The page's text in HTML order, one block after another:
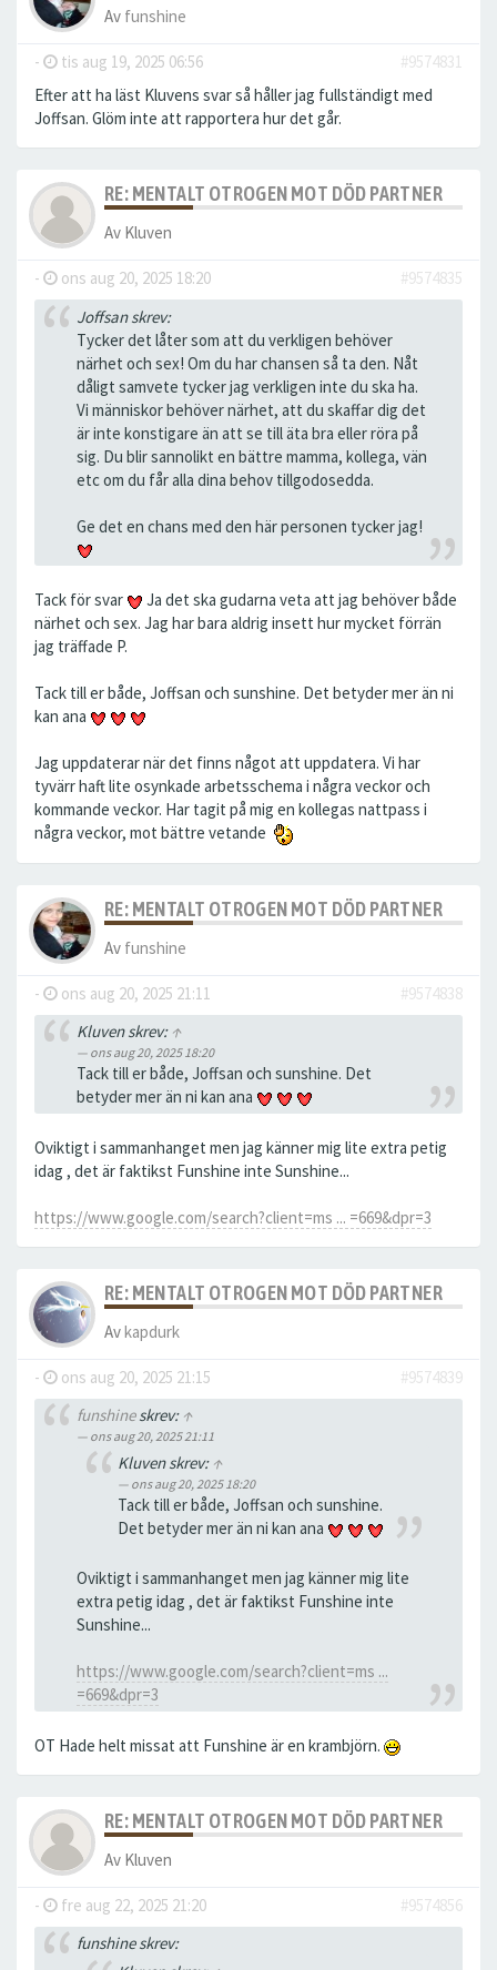
Av funshine
- tis aug 19, 2025 06:56
#9574831
Efter att ha läst Kluvens svar så håller jag fullständigt med
Joffsan. Glöm inte att rapportera hur det går.
RE: MENTALT OTROGEN MOT DÖD PARTNER
Av Kluven
- ons aug 20, 2025 18:20
#9574835
Joffsan skrev:
Tycker det låter som att du verkligen behöver
närhet och sex! Om du har chansen så ta den. Nåt
dåligt samvete tycker jag verkligen inte du ska ha.
Vi människor behöver närhet, att du skaffar dig det
är inte konstigare än att se till äta bra eller röra på
sig. Du blir sannolikt en bättre mamma, kollega, vän
etc om du får alla dina behov tillgodosedda.
Ge det en chans med den här personen tycker jag!
Tack för svar
Ja det ska gudarna veta att jag behöver både
närhet och sex. Jag har bara aldrig insett hur mycket förrän
jag träffade P.
Tack till er både, Joffsan och sunshine. Det betyder mer än ni
kan ana
Jag uppdaterar när det finns något att uppdatera. Vi har
tyvärr haft lite osynkade arbetsschema i några veckor och
kommande veckor. Har tagit på mig en kollegas nattpass i
några veckor, mot bättre vetande
RE: MENTALT OTROGEN MOT DÖD PARTNER
Av funshine
- ons aug 20, 2025 21:11
#9574838
Kluven skrev: ↑
ons aug 20, 2025 18:20
Tack till er både, Joffsan och sunshine. Det
betyder mer än ni kan ana
Oviktigt i sammanhanget men jag känner mig lite extra petig
idag , det är faktikst Funshine inte Sunshine...
https://www.google.com/search?client=ms ... =669&dpr=3
RE: MENTALT OTROGEN MOT DÖD PARTNER
Avkapdurk
- ons aug 20, 2025 21:15
#9574839
funshineskrev: ↑
ons aug 20, 2025 21:11
Kluven skrev: ↑
ons aug 20, 2025 18:20
Tack till er både, Joffsan och sunshine.
Det betyder mer än ni kan ana
Oviktigt i sammanhanget men jag känner mig lite
extra petig idag , det är faktikst Funshine inte
Sunshine...
https://www.google.com/search?client=ms ...
=669&dpr=3
OT Hade helt missat att Funshine är en krambjörn.
RE: MENTALT OTROGEN MOT DÖD PARTNER
Av Kluven
- fre aug 22, 2025 21:20
#9574856
funshine skrev: